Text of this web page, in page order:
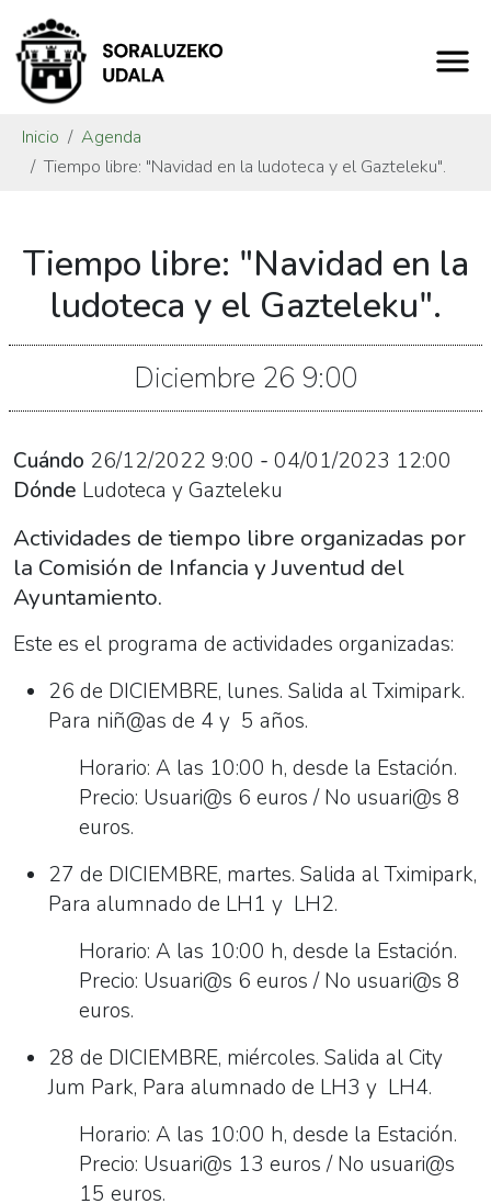
Inicio
Agenda
Tiempo libre: "Navidad en la ludoteca y el Gazteleku".
libre-
navidad-
la-
y-
gazteleku
Tiempo
libre:
"Navidad
en
ludoteca
Gazteleku".
26T10:00:00+01:00
01-
04T13:00:00+01:00
Actividades
organizadas
Comisión
Tiempo libre: "Navidad en la
ludoteca y el Gazteleku".
Diciembre 26 9:00
Cuándo 26/12/2022 9:00 - 04/01/2023 12:00
Dónde Ludoteca y Gazteleku
Actividades de tiempo libre organizadas por
la Comisión de Infancia y Juventud del
Ayuntamiento.
Este es el programa de actividades organizadas:
26 de DICIEMBRE, lunes. Salida al Tximipark.
Para niñ@as de 4 y 5 años.
Horario: A las 10:00 h, desde la Estación.
Precio: Usuari@s 6 euros / No usuari@s 8
euros.
27 de DICIEMBRE, martes. Salida al Tximipark,
Para alumnado de LH1 y LH2.
Horario: A las 10:00 h, desde la Estación.
Precio: Usuari@s 6 euros / No usuari@s 8
euros.
28 de DICIEMBRE, miércoles. Salida al City
Jum Park, Para alumnado de LH3 y LH4.
Horario: A las 10:00 h, desde la Estación.
Precio: Usuari@s 13 euros / No usuari@s
15 euros.